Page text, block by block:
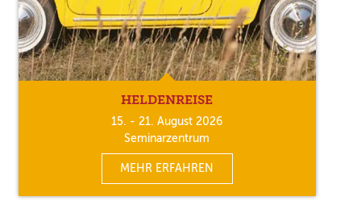
HELDENREISE
15. - 21. August 2026
Seminarzentrum
MEHR ERFAHREN